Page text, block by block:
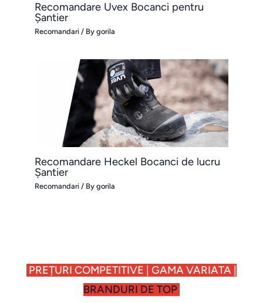
Recomandare Uvex Bocanci pentru
Șantier
Recomandari/ By gorila
Recomandare Heckel Bocanci de lucru
Șantier
Recomandari/ By gorila
PREȚURI COMPETITIVE | GAMA VARIATA |
BRANDURI DE TOP